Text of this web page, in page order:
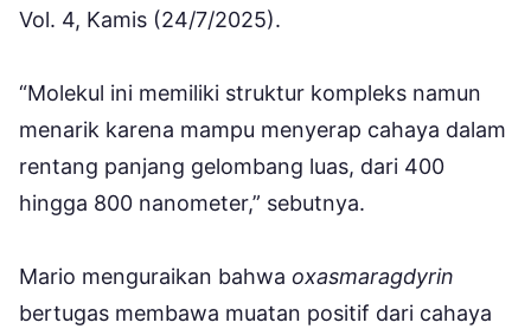
Vol. 4, Kamis (24/7/2025).
“Molekul ini memiliki struktur kompleks namun
menarik karena mampu menyerap cahaya dalam
rentang panjang gelombang luas, dari 400
hingga 800 nanometer,” sebutnya.
Mario menguraikan bahwa oxasmaragdyrin
bertugas membawa muatan positif dari cahaya